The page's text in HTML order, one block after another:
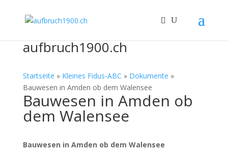
aufbruch1900.ch
Startseite » Kleines Fidus-ABC » Dokumente »
Bauwesen in Amden ob dem Walensee
Bauwesen in Amden ob
dem Walensee
Bauwesen in Amden ob dem Walensee